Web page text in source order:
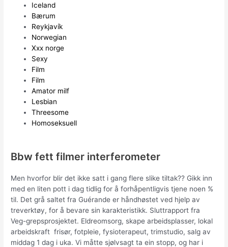
Iceland
Bærum
Reykjavík
Norwegian
Xxx norge
Sexy
Film
Film
Amator milf
Lesbian
Threesome
Homoseksuell
Bbw fett filmer interferometer
Men hvorfor blir det ikke satt i gang flere slike tiltak?? Gikk inn
med en liten pott i dag tidlig for å forhåpentligvis tjene noen %
til. Det grå saltet fra Guérande er håndhøstet ved hjelp av
treverktøy, for å bevare sin karakteristikk. Sluttrapport fra
Veg-grepsprosjektet. Eldreomsorg, skape arbeidsplasser, lokal
arbeidskraft ­ frisør, fotpleie, fysioterapeut, trimstudio, salg av
middag 1 dag i uka. Vi måtte sjølvsagt ta ein stopp, og har i